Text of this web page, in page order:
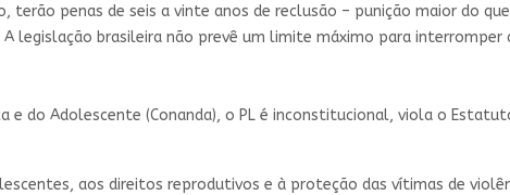
terão penas de seis a vinte anos de reclusão – punição maior do
legislação brasileira não prevê um limite máximo para interromper
e do Adolescente (Conanda), o PL é inconstitucional, viola o
aos direitos reprodutivos e à proteção das vítimas de